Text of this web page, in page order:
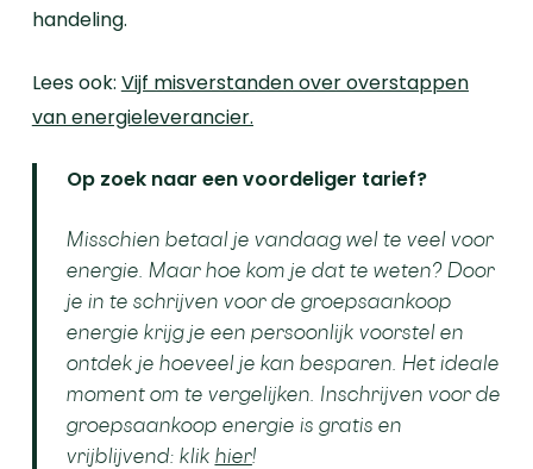
handeling.
Lees ook: Vijf misverstanden over overstappen
van energieleverancier.
Op zoek naar een voordeliger tarief?
Misschien betaal je vandaag wel te veel voor
energie. Maar hoe kom je dat te weten? Door
je in te schrijven voor de groepsaankoop
energie krijg je een persoonlijk voorstel en
ontdek je hoeveel je kan besparen. Het ideale
moment om te vergelijken. Inschrijven voor de
groepsaankoop energie is gratis en
vrijblijvend: klik hier!